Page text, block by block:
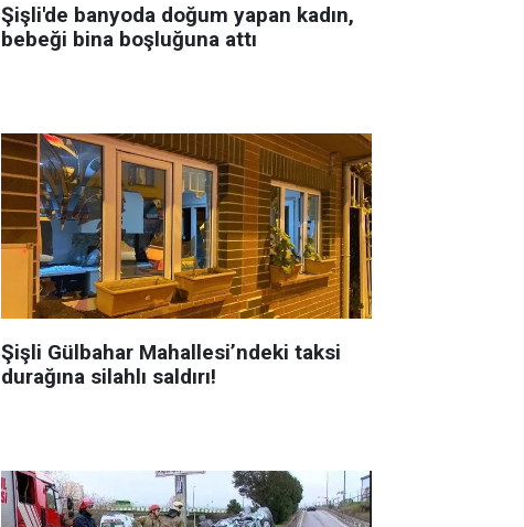
Şişli'de banyoda doğum yapan kadın,
bebeği bina boşluğuna attı
Şişli Gülbahar Mahallesi’ndeki taksi
durağına silahlı saldırı!